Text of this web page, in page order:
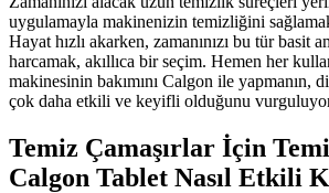
uygulamayla makinenizin temizliğini
Hayat hızlı akarken, zamanınızı bu tür basit
harcamak, akıllıca bir seçim. Hemen her
makinesinin bakımını Calgon ile yapmanın,
çok daha etkili ve keyifli olduğunu
Temiz Çamaşırlar İçin
Calgon Tablet Nasıl Etkili